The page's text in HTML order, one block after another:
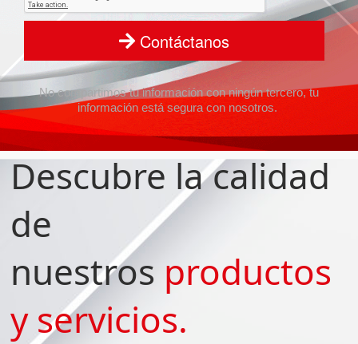
Contáctanos
No compartimos tu información con ningún tercero, tu
información está segura con nosotros.
Descubre lacalidad
de
nuestros productos
y servicios.